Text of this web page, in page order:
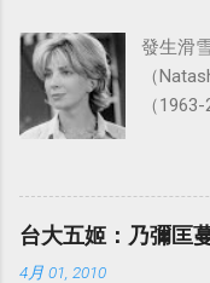
發生滑
（
（
到傷心
台大五姬：乃彌匡
4月 01, 2010